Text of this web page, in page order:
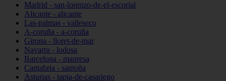
Madrid - san-lorenzo-de-el-escorial
Alicante - alicante
Las-palmas - valleseco
A-coruña - a-coruña
Girona - lloret-de-mar
Navarra - lodosa
Barcelona - manresa
Cantabria - santoña
Asturias - tapia-de-casariego